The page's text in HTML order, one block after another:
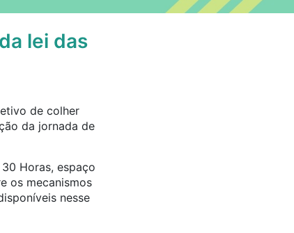
lei das
de colher
da jornada de
Horas, espaço
os mecanismos
nesse